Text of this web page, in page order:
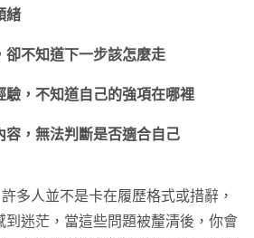
緒
卻不知道下一步該怎麼走
驗，不知道自己的強項在哪裡
容，無法判斷是否適合自己
多人並不是卡在履歷格式或措辭，
到迷茫，當這些問題被釐清後，你會